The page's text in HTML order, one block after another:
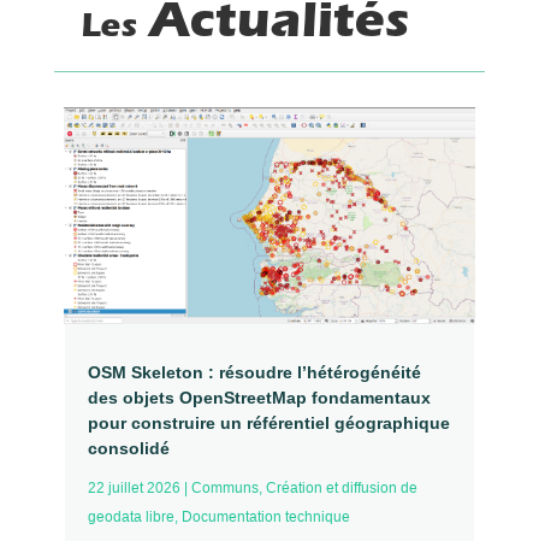
LesActualités
OSM Skeleton : résoudre l’hétérogénéité
des objets OpenStreetMap fondamentaux
pour construire un référentiel géographique
consolidé
22 juillet 2026 Communs, Création et diffusion de
geodata libre, Documentation technique